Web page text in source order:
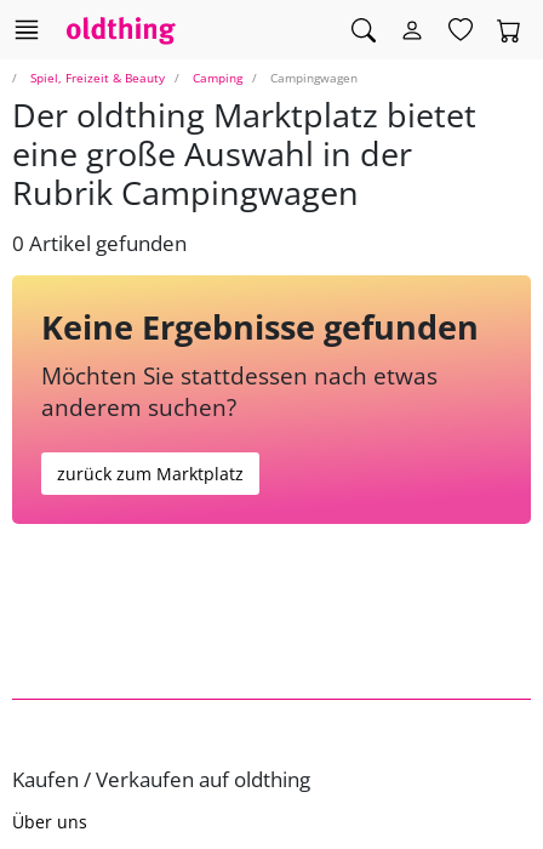
Spiel, Freizeit & Beauty Camping Campingwagen
Der oldthing Marktplatz bietet
eine große Auswahl in der
Rubrik Campingwagen
0 Artikel gefunden
Keine Ergebnisse gefunden
Möchten Sie stattdessen nach etwas
anderem suchen?
zurück zum Marktplatz
Kaufen / Verkaufen auf oldthing
Über uns